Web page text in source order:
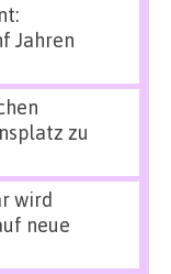
Jahren
zu
wird
neue